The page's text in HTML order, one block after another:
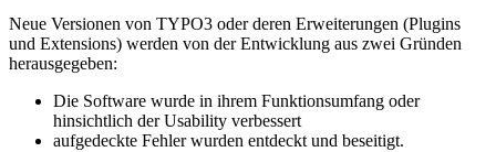
Neue Versionen von TYPO3 oder deren Erweiterungen (Plugins
und Extensions) werden von der Entwicklung aus zwei Gründen
herausgegeben:
Die Software wurde in ihrem Funktionsumfang oder
hinsichtlich der Usability verbessert
aufgedeckte Fehler wurden entdeckt und beseitigt.